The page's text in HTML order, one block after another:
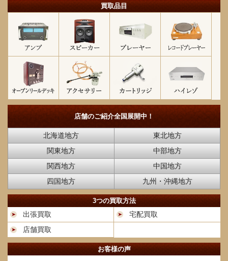
買取品目
店舗のご紹介全国展開中！
北海道地方
東北地方
関東地方
中部地方
関西地方
中国地方
四国地方
九州・沖縄地方
3つの買取方法
出張買取
宅配買取
店舗買取
お客様の声